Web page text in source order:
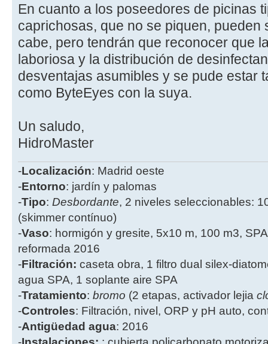
En cuanto a los poseedores de picinas
caprichosas, que no se piquen, pueden
cabe, pero tendrán que reconocer que
laboriosa y la distribución de
desventajas asumibles y se pude estar
como ByteEyes con la suya.
Un saludo,
HidroMaster
-Localización: Madrid oeste
-Entorno: jardín y palomas
-Tipo: Desbordante, 2 niveles seleccionables:
(skimmer contínuo)
-Vaso: hormigón y gresite, 5x10 m, 100 m3,
reformada 2016
-Filtración: caseta obra, 1 filtro dual silex-
agua SPA, 1 soplante aire SPA
-Tratamiento: bromo (2 etapas, activador lejia
-Controles: Filtración, nivel, ORP y pH auto,
-Antigüedad agua: 2016